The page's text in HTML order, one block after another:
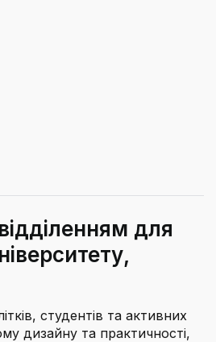
для
студентів та активних
дизайну та практичності,